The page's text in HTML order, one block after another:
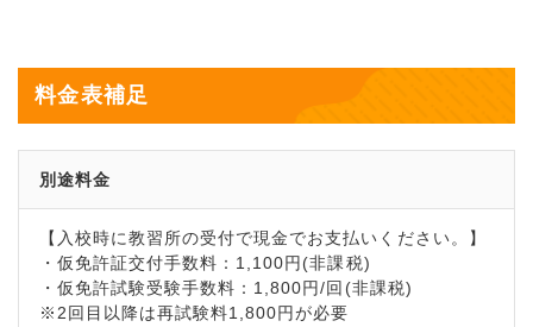
料金表補足
別途料金
【入校時に教習所の受付で現金でお支払いください。】
・仮免許証交付手数料：1,100円(非課税)
・仮免許試験受験手数料：1,800円/回(非課税)
※2回目以降は再試験料1,800円が必要